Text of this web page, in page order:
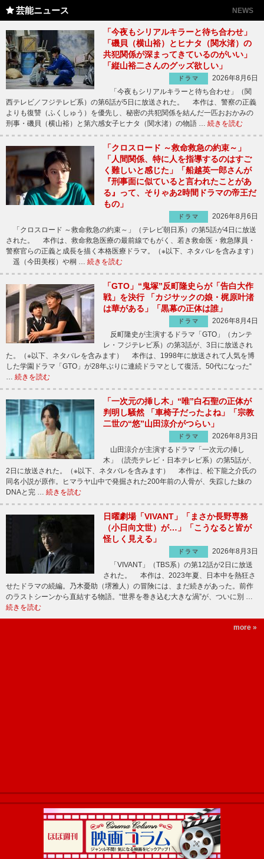
芸能ニュース NEWS
「今夜もシリアルキラーと待ち合わせ」
「磯貝（横山裕）とヒナタ（関水渚）の
共犯関係が深まってきているのがいい」
「縦山裕二さんのグッズ欲しい」
ドラマ
2026年8月6日
「今夜もシリアルキラーと待ち合わせ」（関
西テレビ／フジテレビ系）の第6話が5日に放送された。 本作は、警察の正義
よりも復讐（ふくしゅう）を優先し、秘密の共犯関係を結んだ一匹おおかみの
刑事・磯貝（横山裕）と第六感女子ヒナタ（関水渚）の物語 … 続きを読む
「クロスロード ～救命救急の約束～」
「人間関係、特に人を指導するのはすご
く難しいと感じた」「船越英一郎さんが
『刑事面に似ていると言われたことがあ
る』って、そりゃあ2時間ドラマの帝王だ
もの」
ドラマ
2026年8月6日
「クロスロード ～救命救急の約束～」（テレビ朝日系）の第5話が4日に放送
された。 本作は、救命救急医療の最前線でもがく、若き救命医・救急隊員・
警察官らの正義と成長を描く本格医療ドラマ。（※以下、ネタバレを含みます）
遥（今田美桜）や桐 … 続きを読む
「GTO」“鬼塚”反町隆史らが「告白大作
戦」を決行 「カジサックの娘・梶原叶渚
は華がある」「黒幕の正体は誰」
ドラマ
2026年8月4日
反町隆史が主演するドラマ「GTO」（カンテ
レ・フジテレビ系）の第3話が、3日に放送され
た。（※以下、ネタバレを含みます） 本作は、1998年に放送されて人気を博
した学園ドラマ「GTO」が28年ぶりに連続ドラマとして復活。50代になった“
続きを読む
「一次元の挿し木」“唯”白石聖の正体が
判明し騒然 「車椅子だったよね」「宗教
二世の“悠”山田涼介がつらい」
ドラマ
2026年8月3日
山田涼介が主演するドラマ「一次元の挿し
木」（読売テレビ・日本テレビ系）の第5話が、
2日に放送された。（※以下、ネタバレを含みます） 本作は、松下龍之介氏の
同名小説が原作。ヒマラヤ山中で発掘された200年前の人骨が、失踪した妹の
DNAと完 … 続きを読む
日曜劇場「VIVANT」「まさか長野専務
（小日向文世）が…」「こうなると皆が
怪しく見える」
ドラマ
2026年8月3日
「VIVANT」（TBS系）の第12話が2日に放送
された。 本作は、2023年夏、日本中を熱狂さ
せたドラマの続編。乃木憂助（堺雅人）の冒険には、まだ続きがあった。前作
のラストシーンから直結する物語。“世界を巻き込む大きな渦”が、ついに別 …
続きを読む
more »